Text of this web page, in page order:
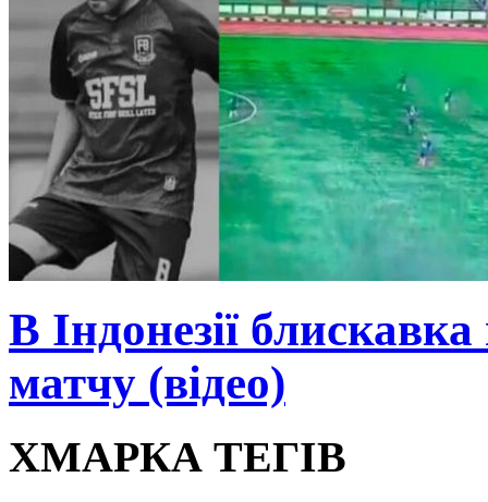
В Індонезії
матчу (відео)
ХМАРКА ТЕГІВ